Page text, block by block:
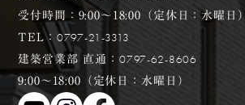
受付時間：9:00〜18:00（定休日：水曜日）
TEL： 0797-21-3313
建築営業部 直通： 0797-62-8606
9:00〜18:00（定休日：水曜日）